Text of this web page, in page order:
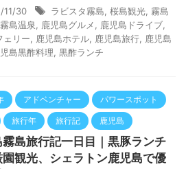
11/30 ラビスタ霧島 桜島観光 霧島
霧島温泉 鹿児島グルメ 鹿児島ドライブ
ェリー
鹿児島ホテル 鹿児島旅行
鹿児島
島黒酢料理 黒酢ランチ
アドベンチャー パワースポット
旅行年 旅行記 鹿児島
霧島旅行記一日目｜黒豚ランチ
園観光、シェラトン鹿児島で優